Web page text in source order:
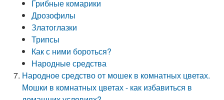
Грибные комарики
Дрозофилы
Златоглазки
Трипсы
Как с ними бороться?
Народные средства
Народное средство от мошек в комнатных цветах.
Мошки в комнатных цветах - как избавиться в